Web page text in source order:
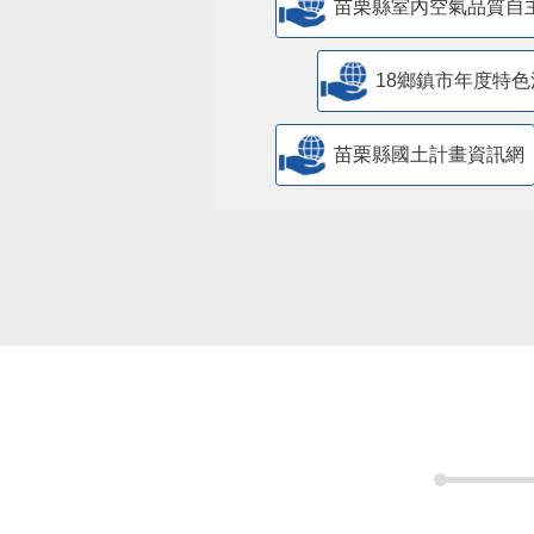
苗栗縣室內空氣品質自
18鄉鎮市年度特
苗栗縣國土計畫資訊網